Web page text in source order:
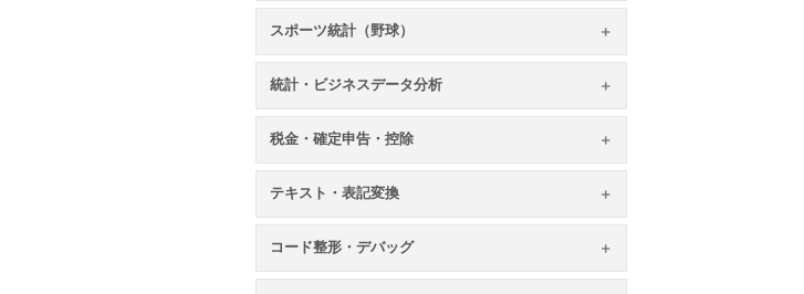
スポーツ統計（野球）
統計・ビジネスデータ分析
税金・確定申告・控除
テキスト・表記変換
コード整形・デバッグ